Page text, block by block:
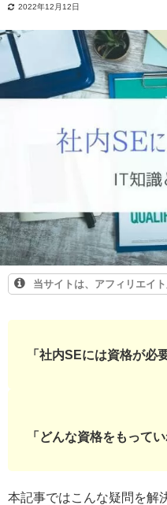
2022年12月12日
当サイトは、アフィリエイ
「社内SEには資格が必
「どんな資格をもって
本記事ではこんな疑問を解